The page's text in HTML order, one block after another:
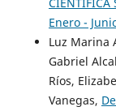
CIENTÍFICA
Enero -
Luz Marina
Gabriel
Ríos,
Vanegas,